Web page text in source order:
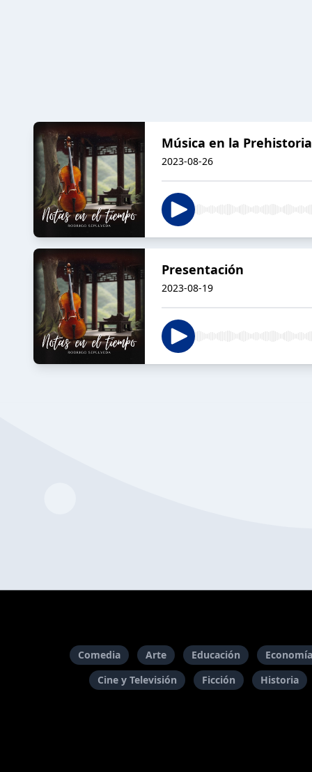
Música en la
2023-08-26
Presentación
2023-08-19
Comedia Arte Educación
Cine y Televisión
Ficción Historia